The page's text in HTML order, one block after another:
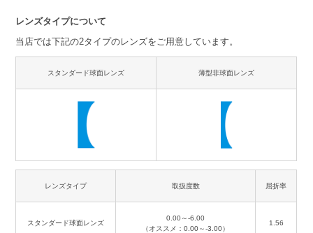
レンズタイプについて
当店では下記の2タイプのレンズをご用意しています。
スタンダード球面レンズ 薄型非球面レンズ
レンズタイプ 取扱度数 屈折率
スタンダード球面レンズ
0.00～-6.00
（オススメ：0.00～-3.00）
1.56